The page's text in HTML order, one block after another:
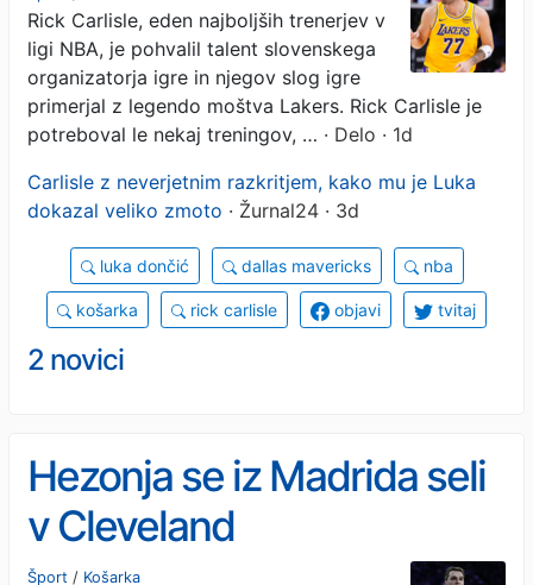
Rick Carlisle, eden najboljših trenerjev v
ligi NBA, je pohvalil talent slovenskega
organizatorja igre in njegov slog igre
primerjal z legendo moštva Lakers. Rick Carlisle je
potreboval le nekaj treningov, … · Delo · 1d
Carlisle z neverjetnim razkritjem, kako mu je Luka
dokazal veliko zmoto · Žurnal24 · 3d
luka dončić dallas mavericks nba
košarka rick carlisle objavi tvitaj
2 novici
Hezonja se iz Madrida seli
v Cleveland
Šport / Košarka